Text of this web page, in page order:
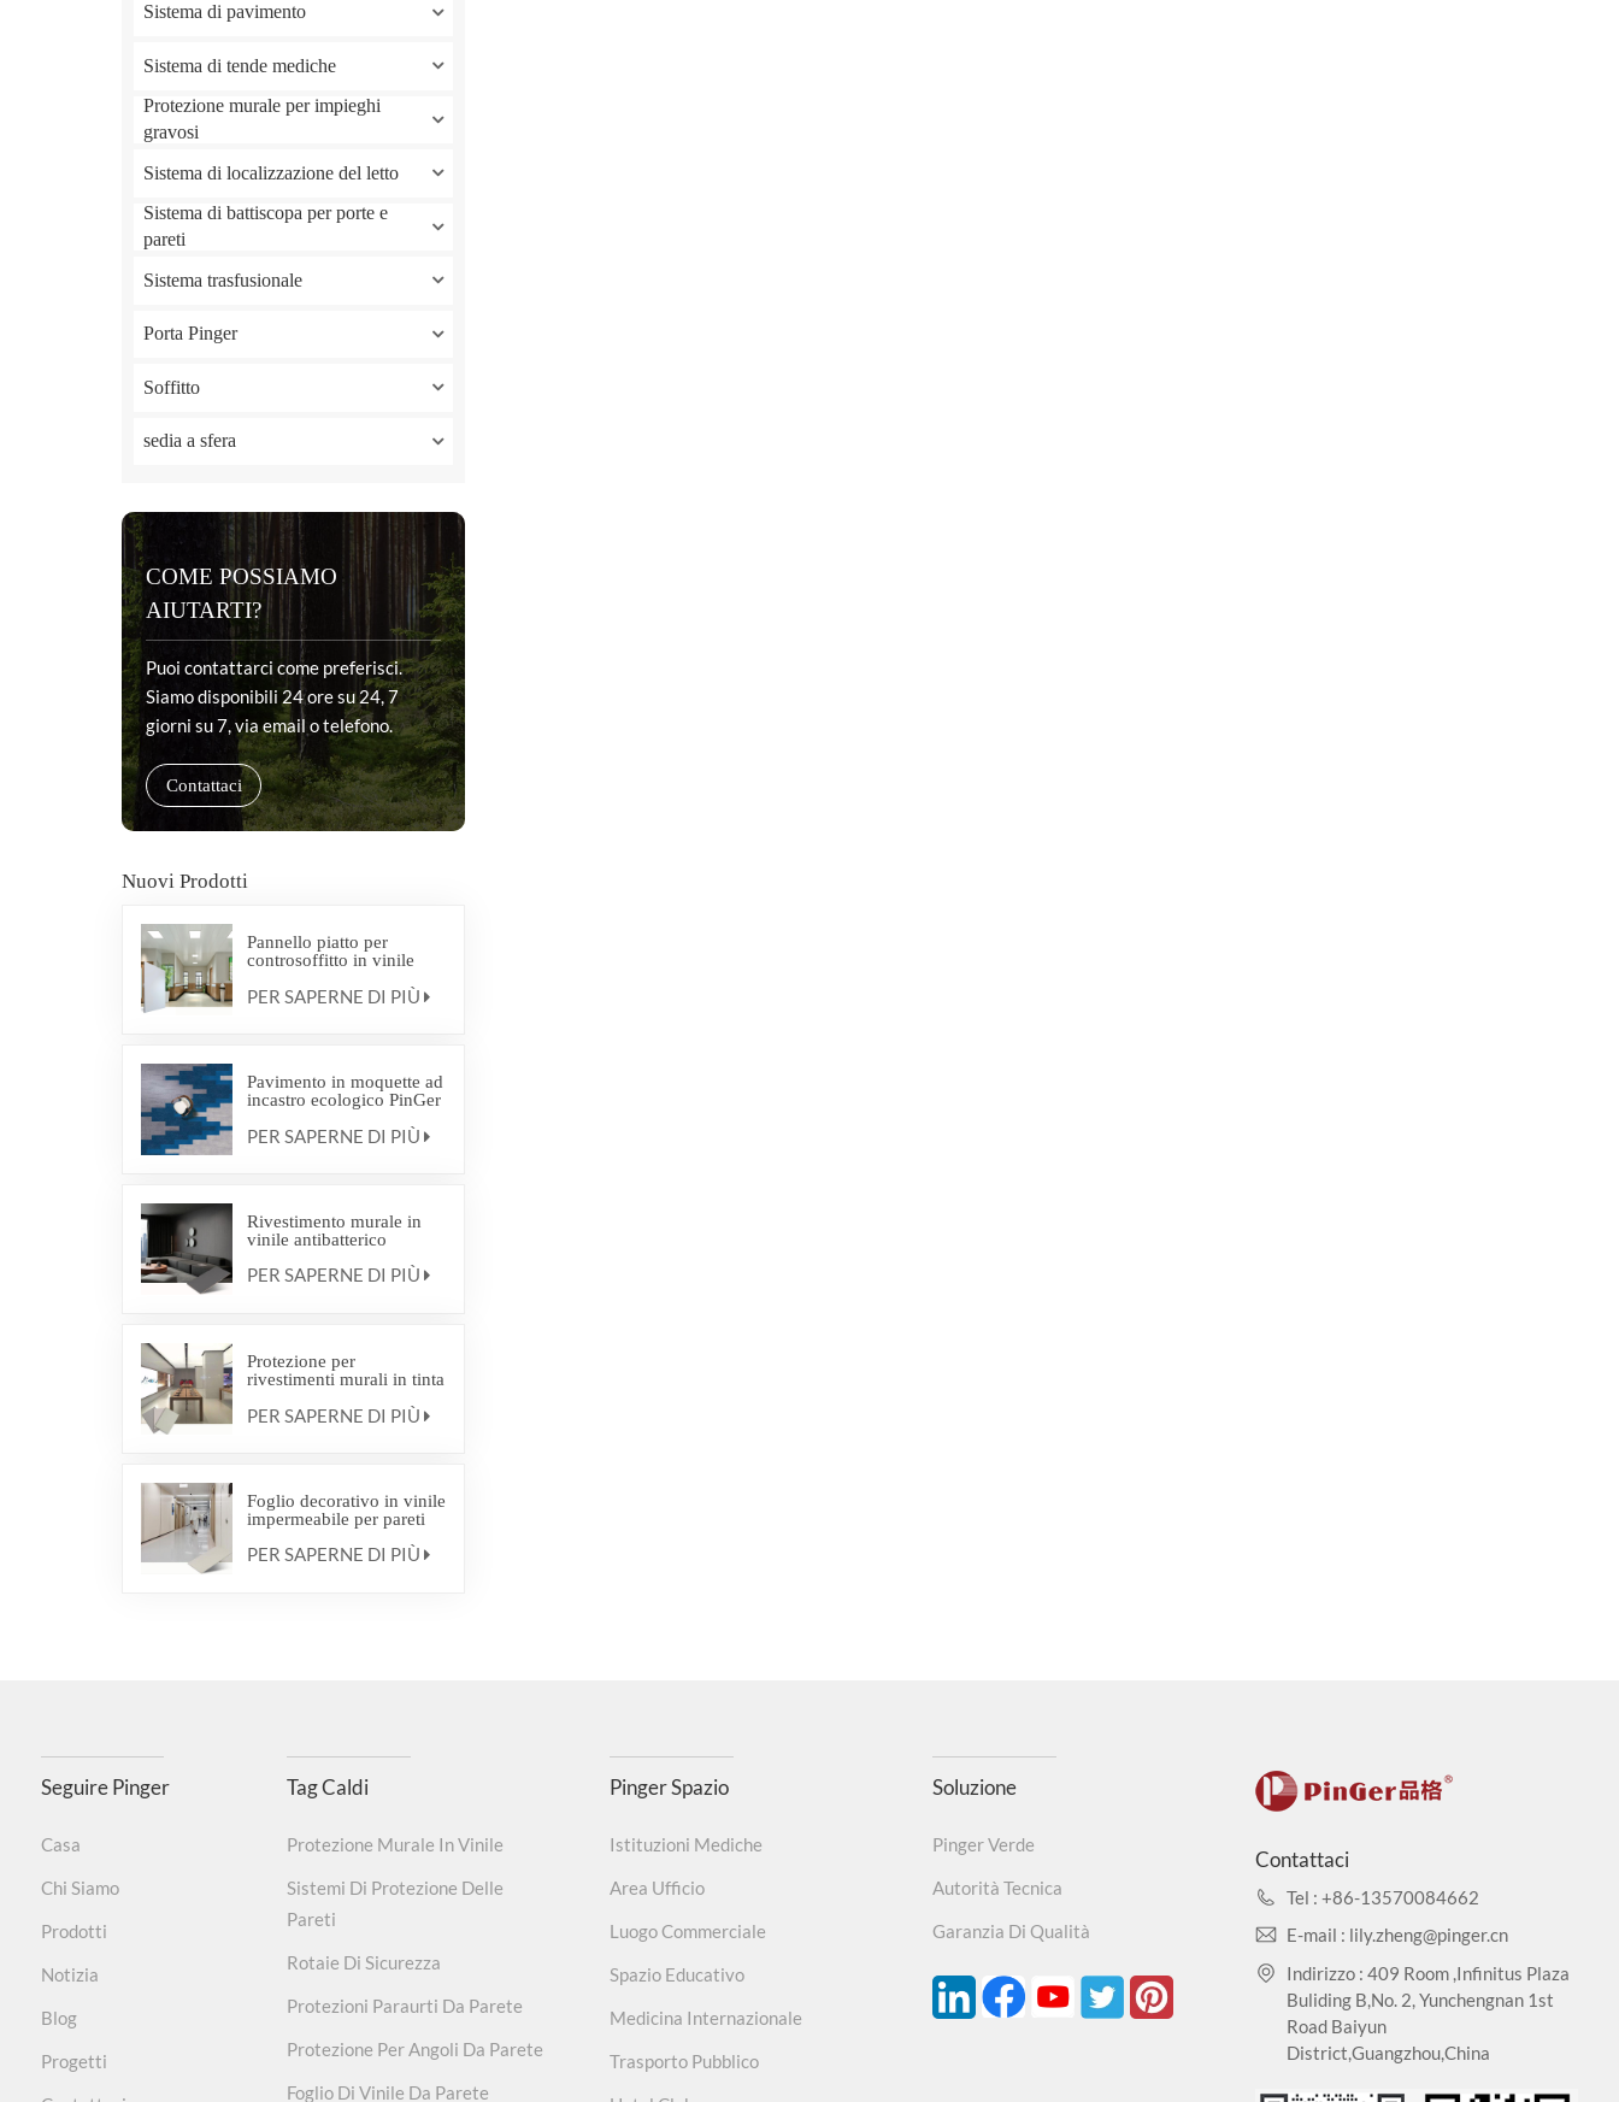
Sistema di pavimento
Sistema di tende mediche
Protezione murale per impieghi
gravosi
Sistema di localizzazione del letto
Sistema di battiscopa per porte e
pareti
Sistema trasfusionale
Porta Pinger
Soffitto
sedia a sfera
COME POSSIAMO
AIUTARTI?
Puoi contattarci come preferisci.
Siamo disponibili 24 ore su 24, 7
giorni su 7, via email o telefono.
Contattaci
Nuovi Prodotti
Pannello piatto per
controsoffitto in vinile
PER SAPERNE DI PIÙ
Pavimento in moquette ad
incastro ecologico PinGer
Carpet
PER SAPERNE DI PIÙ
Rivestimento murale in
vinile antibatterico
PER SAPERNE DI PIÙ
Protezione per
rivestimenti murali in tinta
legno
PER SAPERNE DI PIÙ
Foglio decorativo in vinile
impermeabile per pareti
PER SAPERNE DI PIÙ
Seguire Pinger
Casa
Chi Siamo
Prodotti
Notizia
Blog
Progetti
Tag Caldi
Protezione Murale In Vinile
Sistemi Di Protezione Delle
Pareti
Rotaie Di Sicurezza
Protezioni Paraurti Da Parete
Protezione Per Angoli Da Parete
Foglio Di Vinile Da Parete
Pinger Spazio
Istituzioni Mediche
Area Ufficio
Luogo Commerciale
Spazio Educativo
Medicina Internazionale
Trasporto Pubblico
Soluzione
Pinger Verde
Autorità Tecnica
Garanzia Di Qualità
Contattaci
Tel : +86-13570084662
E-mail : lily.zheng@pinger.cn
Indirizzo : 409 Room ,Infinitus Plaza
Buliding B,No. 2, Yunchengnan 1st
Road Baiyun
District,Guangzhou,China